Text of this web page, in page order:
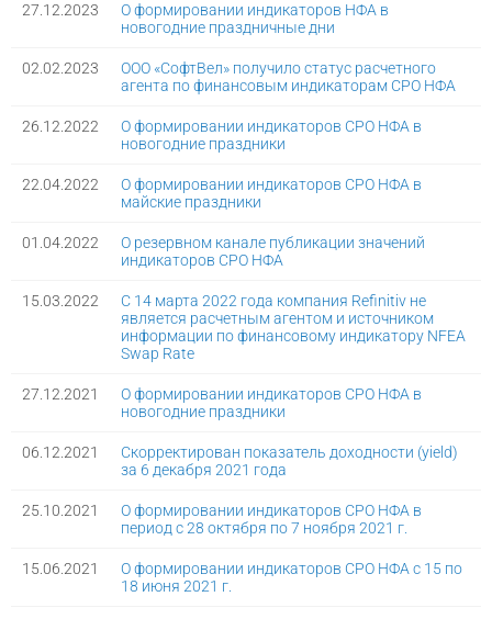
27.12.2023
О формировании индикаторов НФА в
новогодние праздничные дни
02.02.2023
ООО «СофтВел» получило статус расчетного
агента по финансовым индикаторам СРО НФА
26.12.2022
О формировании индикаторов СРО НФА в
новогодние праздники
22.04.2022
О формировании индикаторов СРО НФА в
майские праздники
01.04.2022
О резервном канале публикации значений
индикаторов СРО НФА
15.03.2022
С 14 марта 2022 года компания Refinitiv не
является расчетным агентом и источником
информации по финансовому индикатору NFEA
Swap Rate
27.12.2021
О формировании индикаторов СРО НФА в
новогодние праздники
06.12.2021
Скорректирован показатель доходности (yield)
за 6 декабря 2021 года
25.10.2021
О формировании индикаторов СРО НФА в
период с 28 октября по 7 ноября 2021 г.
15.06.2021
О формировании индикаторов СРО НФА с 15 по
18 июня 2021 г.